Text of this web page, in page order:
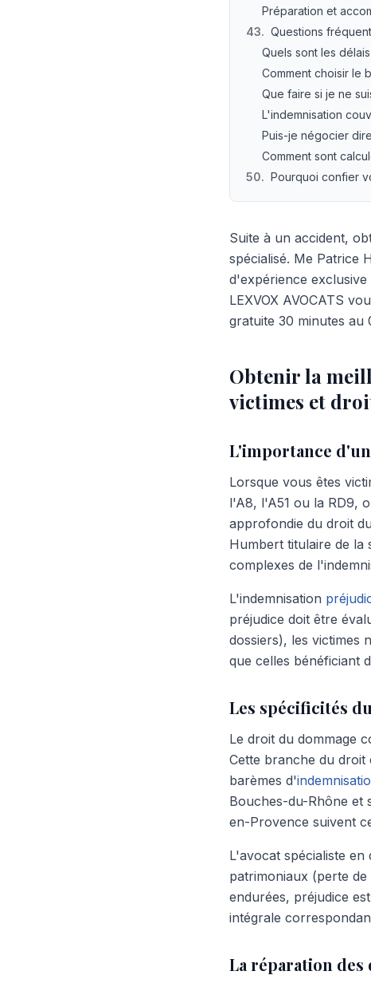
Préparation et
43. Questions
Quels sont les
Comment choisir le
Que faire si je ne
L'indemnisation
Puis-je négocier
Comment sont
50. Pourquoi confier
Suite à un accident,
spécialisé. Me Patrice
d'expérience exclusive
LEXVOX AVOCATS
gratuite 30 minutes au
Obtenir la
victimes et
L'importance
Lorsque vous êtes
l'A8, l'A51 ou la RD9,
approfondie du droit
Humbert titulaire de la
complexes de
L'indemnisation
préjudice doit être
dossiers), les victimes
que celles bénéficiant
Les spécificités
Le droit du dommage
Cette branche du droit
barèmes d'
Bouches-du-Rhône et
en-Provence suivent
L'avocat spécialiste
patrimoniaux (perte
endurées, préjudice
intégrale
La réparation